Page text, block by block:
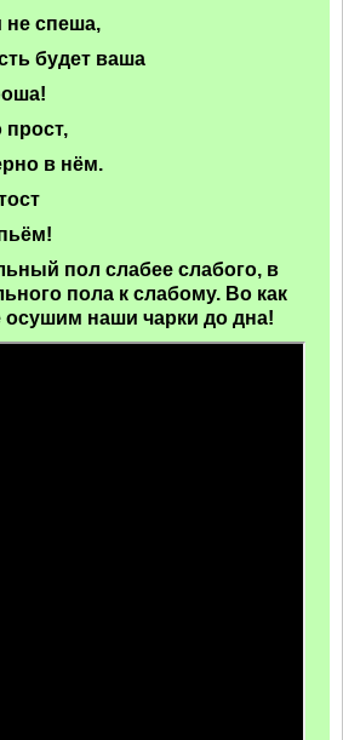
спеша,
будет ваша
прост,
в нём.
пол слабее слабого, в
пола к слабому. Во как
осушим наши чарки до дна!